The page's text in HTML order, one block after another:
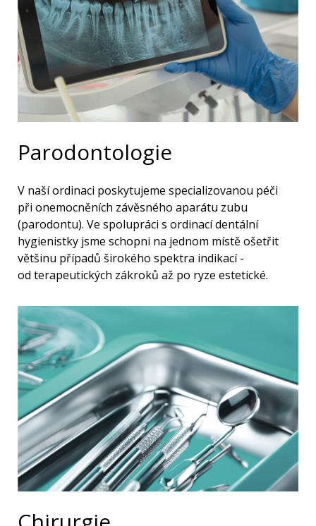
Parodontologie
V naší ordinaci poskytujeme specializovanou péči
při onemocněních závěsného aparátu zubu
(parodontu). Ve spolupráci s ordinací dentální
hygienistky jsme schopni na jednom místě ošetřit
většinu případů širokého spektra indikací -
od terapeutických zákroků až po ryze estetické.